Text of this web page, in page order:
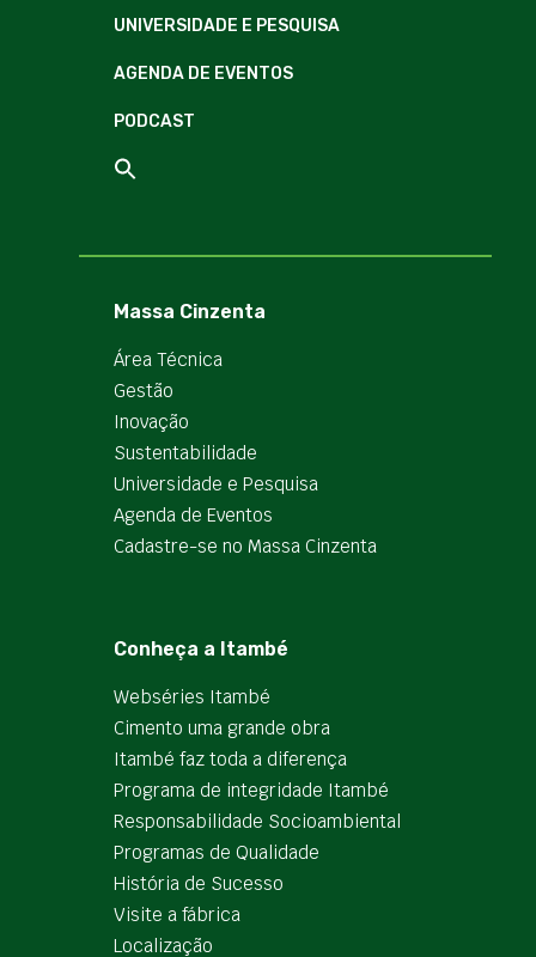
UNIVERSIDADE E PESQUISA
AGENDA DE EVENTOS
PODCAST
Massa Cinzenta
Área Técnica
Gestão
Inovação
Sustentabilidade
Universidade e Pesquisa
Agenda de Eventos
Cadastre-se no Massa Cinzenta
Conheça a Itambé
Webséries Itambé
Cimento uma grande obra
Itambé faz toda a diferença
Programa de integridade Itambé
Responsabilidade Socioambiental
Programas de Qualidade
História de Sucesso
Visite a fábrica
Localização